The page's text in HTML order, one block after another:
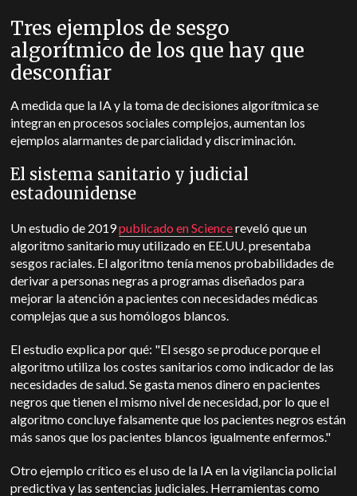
Tres ejemplos de sesgo
algorítmico de los que hay que
desconfiar
A medida que la IA y la toma de decisiones algorítmica se
integran en procesos sociales complejos, aumentan los
ejemplos alarmantes de parcialidad y discriminación.
El sistema sanitario y judicial
estadounidense
Un estudio de 2019publicado en Sciencereveló que un
algoritmo sanitario muy utilizado en EE.UU. presentaba
sesgos raciales. El algoritmo tenía menos probabilidades de
derivar a personas negras a programas diseñados para
mejorar la atención a pacientes con necesidades médicas
complejas que a sus homólogos blancos.
El estudio explica por qué: "El sesgo se produce porque el
algoritmo utiliza los costes sanitarios como indicador de las
necesidades de salud. Se gasta menos dinero en pacientes
negros que tienen el mismo nivel de necesidad, por lo que el
algoritmo concluye falsamente que los pacientes negros están
más sanos que los pacientes blancos igualmente enfermos."
Otro ejemplo crítico es el uso de la IA en la vigilancia policial
predictiva y las sentencias judiciales. Herramientas como